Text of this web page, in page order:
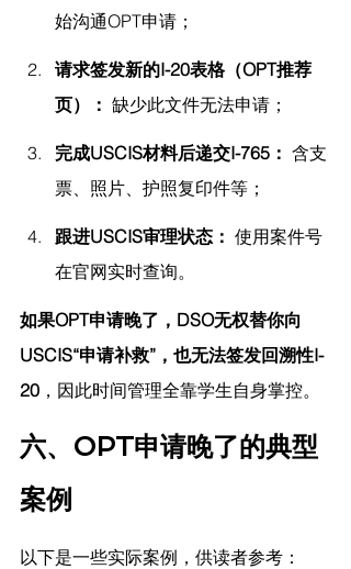
始沟通OPT申请；
请求签发新的I-20表格（OPT推荐
页）： 缺少此文件无法申请；
完成USCIS材料后递交I-765： 含支
票、照片、护照复印件等；
跟进USCIS审理状态： 使用案件号
在官网实时查询。
如果OPT申请晚了，DSO无权替你向
USCIS“申请补救”，也无法签发回溯性I-
20 ，因此时间管理全靠学生自身掌控。
六、OPT申请晚了的典型
案例
以下是一些实际案例，供读者参考：